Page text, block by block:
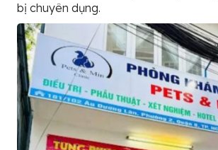
bị chuyên dụng.